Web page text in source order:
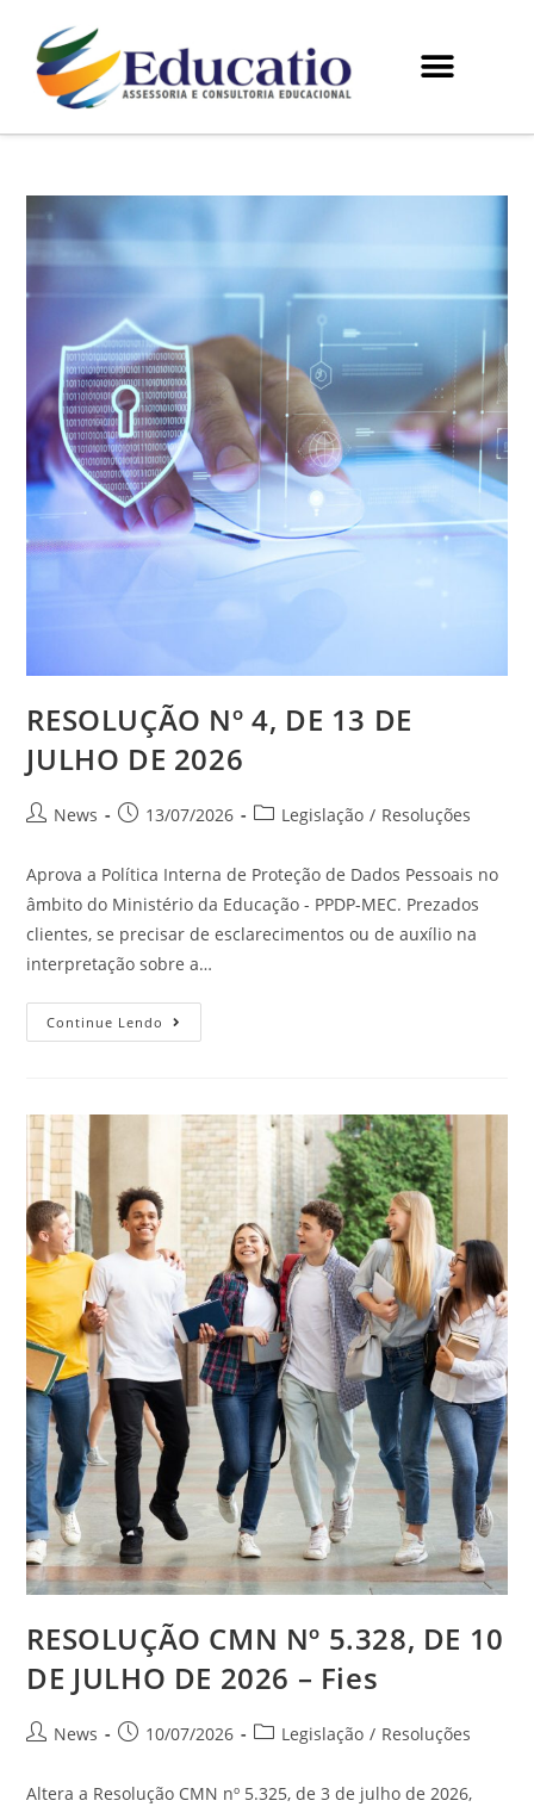
RESOLUÇÃO Nº 4, DE 13 DE
JULHO DE 2026
News 13/07/2026 Legislação / Resoluções
Aprova a Política Interna de Proteção de Dados Pessoais no
âmbito do Ministério da Educação - PPDP-MEC. Prezados
clientes, se precisar de esclarecimentos ou de auxílio na
interpretação sobre a…
Continue Lendo
RESOLUÇÃO CMN Nº 5.328, DE 10
DE JULHO DE 2026 – Fies
News 10/07/2026 Legislação / Resoluções
Altera a Resolução CMN nº 5.325, de 3 de julho de 2026,